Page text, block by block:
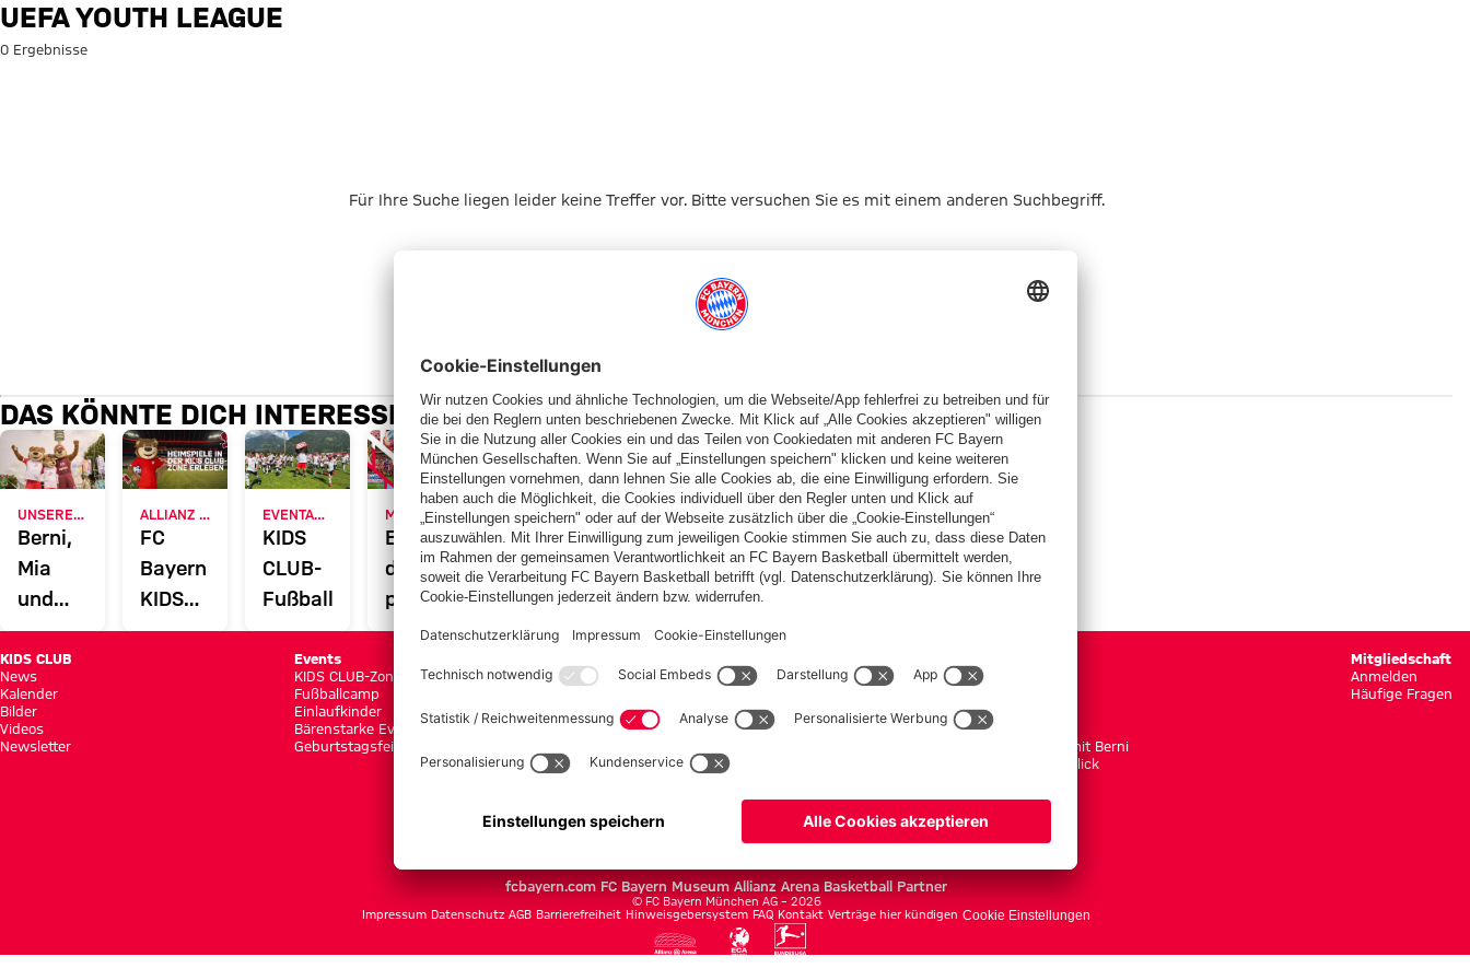
Suche: UEFA Youth League
UEFA YOUTH LEAGUE
0 Ergebnisse
Für Ihre Suche liegen leider keine Treffer vor. Bitte versuchen Sie es mit einem anderen Suchbegriff.
DAS KÖNNTE DICH INTERESSIEREN
UNSERE MASKOTTCHEN
Berni,
Mia
und
Ben
ALLIANZ ARENA
FC
Bayern
KIDS
CLUB-
EVENTANMELDUNG
KIDS
CLUB-
Fußballcamps
MYFCBAYERN
Entdecke
deinen
persönlichen
Fanbereich
KIDS CLUB
News
Kalender
Bilder
Videos
Newsletter
Events
KIDS CLUB-Zone
Fußballcamp
Einlaufkinder
Bärenstarke Events
Geburtstagsfeier
Spieler
Säbener Straße
Autogrammkarten
Partner
Memoryspaß
Berni schaut
Unterwegs mit Berni
Bernis Rückklick
Mitgliedschaft
Anmelden
Häufige Fragen
fcbayern.com FC Bayern Museum Allianz Arena Basketball Partner
© FC Bayern München AG – 2026
Impressum Datenschutz AGB Barrierefreiheit Hinweisgebersystem FAQ Kontakt Verträge hier kündigen Cookie Einstellungen